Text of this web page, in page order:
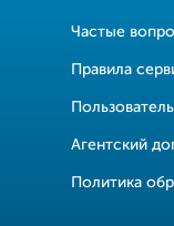
Частые
Правила
Агентский
Политика